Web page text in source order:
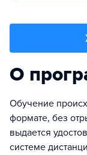
О
Обучение
формате, без
выдается
системе